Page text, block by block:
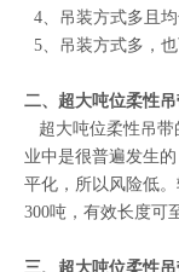
4、吊装方式多且
5、吊装方式多，
二、超大吨位柔性
超大吨位柔性吊带
业中是很普遍发生
平化，所以风险低
300吨，有效长度可
三、超大吨位柔性